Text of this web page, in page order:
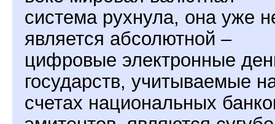
система рухнула, она уже
является абсолютной –
цифровые электронные
государств, учитываемые
счетах национальных